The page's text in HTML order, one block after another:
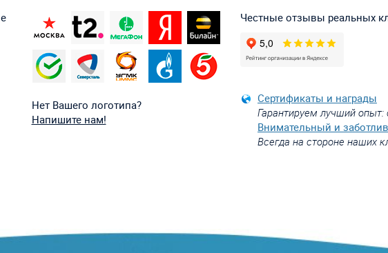
Нет Вашего логотипа?
Напишите нам!
Честные отзывы реальных
Сертификаты и награды
Гарантируем лучший
Внимательный и
Всегда на стороне наших